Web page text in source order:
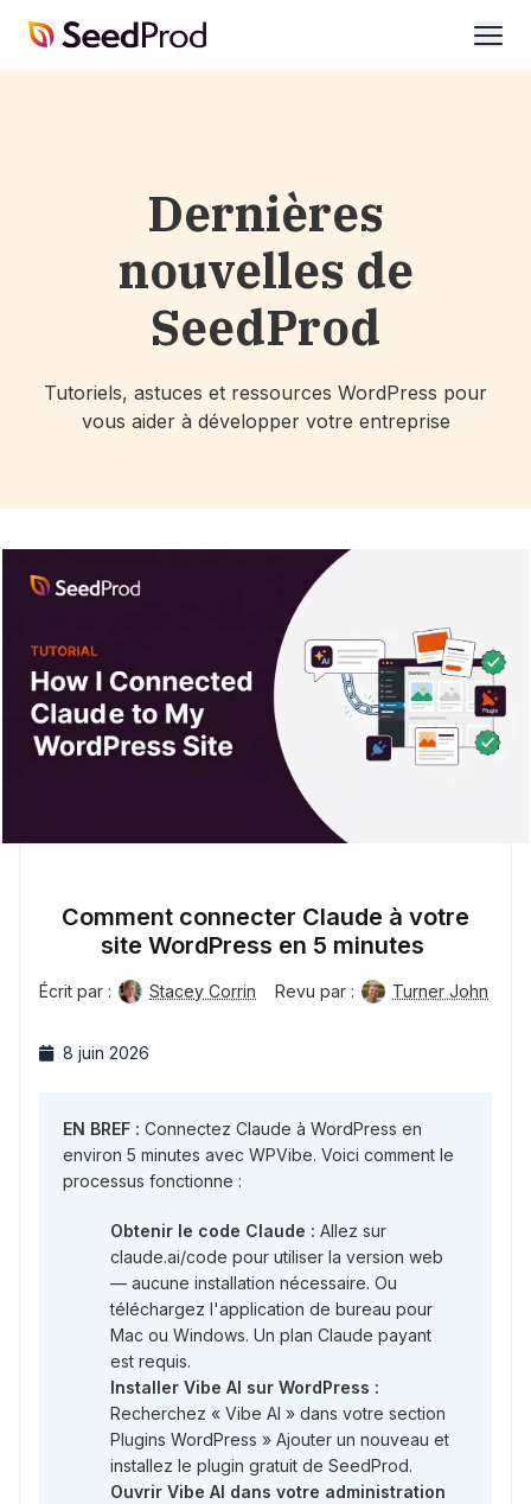
SeedProd
Dernières
nouvelles de
SeedProd
Tutoriels, astuces et ressources WordPress pour
vous aider à développer votre entreprise
Comment connecter Claude à votre
site WordPress en 5 minutes
Écrit par : Stacey Corrin Revu par : Turner John
8 juin 2026
EN BREF : Connectez Claude à WordPress en
environ 5 minutes avec WPVibe. Voici comment le
processus fonctionne :
Obtenir le code Claude : Allez sur
claude.ai/code pour utiliser la version web
— aucune installation nécessaire. Ou
téléchargez l'application de bureau pour
Mac ou Windows. Un plan Claude payant
est requis.
Installer Vibe AI sur WordPress :
Recherchez « Vibe AI » dans votre section
Plugins WordPress » Ajouter un nouveau et
installez le plugin gratuit de SeedProd.
Ouvrir Vibe AI dans votre administration